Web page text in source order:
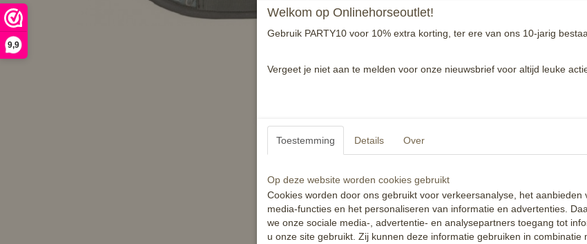
9,9
wasmachinebestendig tot 30 graden
* op de foto is een veelzijdig model,
Specificaties
Welkom op Onlinehorseoutlet!
Gebruik PARTY10 voor 10% extra korting, ter ere van ons 10-jarig
Vergeet je niet aan te melden voor onze nieuwsbrief voor altijd leuke
Toestemming Details Over
Op deze website worden cookies gebruikt
Cookies worden door ons gebruikt voor verkeersanalyse, het aanbieden
media-functies en het personaliseren van informatie en advertenties.
we onze sociale media-, advertentie- en analysepartners toegang tot
u onze site gebruikt. Zij kunnen deze informatie gebruiken in combinatie